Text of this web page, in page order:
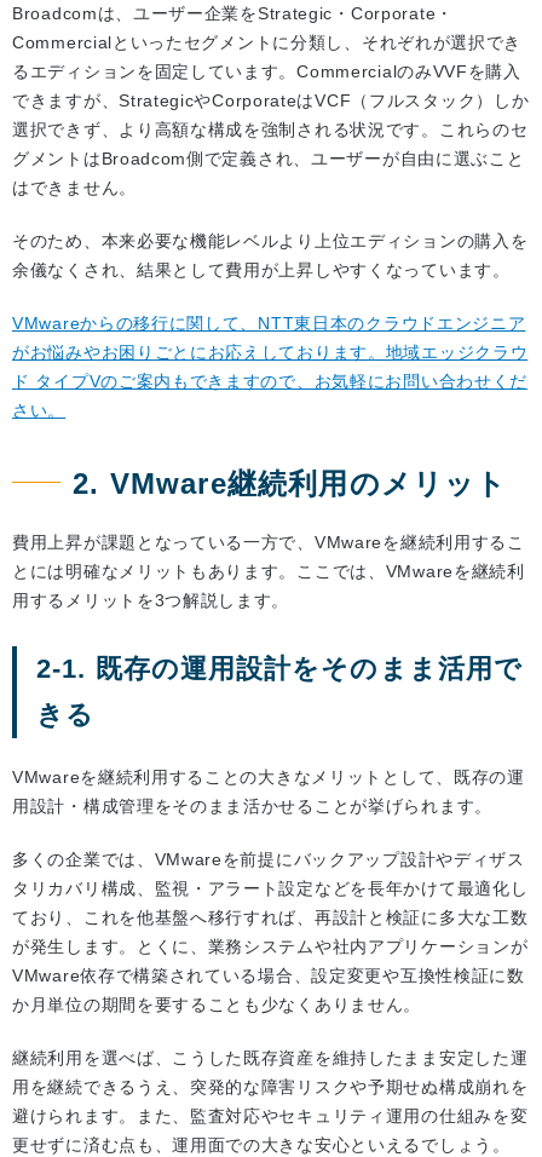
Broadcomは、ユーザー企業をStrategic・Corporate・
Commercialといったセグメントに分類し、それぞれが選択でき
るエディションを固定しています。CommercialのみVVFを購入
できますが、StrategicやCorporateはVCF（フルスタック）しか
選択できず、より高額な構成を強制される状況です。これらのセ
グメントはBroadcom側で定義され、ユーザーが自由に選ぶこと
はできません。
そのため、本来必要な機能レベルより上位エディションの購入を
余儀なくされ、結果として費用が上昇しやすくなっています。
VMwareからの移行に関して、NTT東日本のクラウドエンジニア
がお悩みやお困りごとにお応えしております。地域エッジクラウ
ド タイプVのご案内もできますので、お気軽にお問い合わせくだ
さい。
2. VMware継続利用のメリット
費用上昇が課題となっている一方で、VMwareを継続利用するこ
とには明確なメリットもあります。ここでは、VMwareを継続利
用するメリットを3つ解説します。
2-1. 既存の運用設計をそのまま活用で
きる
VMwareを継続利用することの大きなメリットとして、既存の運
用設計・構成管理をそのまま活かせることが挙げられます。
多くの企業では、VMwareを前提にバックアップ設計やディザス
タリカバリ構成、監視・アラート設定などを長年かけて最適化し
ており、これを他基盤へ移行すれば、再設計と検証に多大な工数
が発生します。とくに、業務システムや社内アプリケーションが
VMware依存で構築されている場合、設定変更や互換性検証に数
か月単位の期間を要することも少なくありません。
継続利用を選べば、こうした既存資産を維持したまま安定した運
用を継続できるうえ、突発的な障害リスクや予期せぬ構成崩れを
避けられます。また、監査対応やセキュリティ運用の仕組みを変
更せずに済む点も、運用面での大きな安心といえるでしょう。